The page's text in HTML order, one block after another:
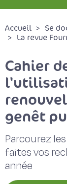
Accueil
Se
La revue
Cahier
genêt
Parcourez
faites vos
année